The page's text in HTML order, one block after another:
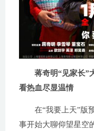
蒋奇明“见家长”
看热血尽显温情
在“我要上天”版
事开始大聊仰望星空